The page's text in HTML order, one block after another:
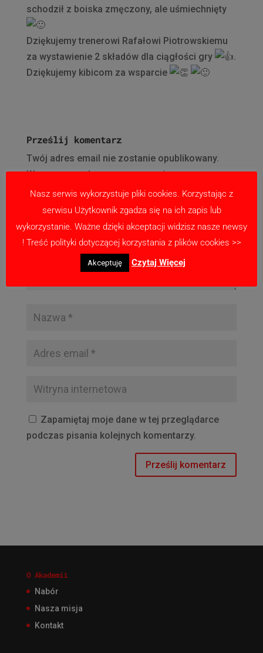
schodził z boiska zmęczony, ale uśmiechnięty
Dziękujemy trenerowi Rafałowi Piotrowskiemu
za wystawienie 2 składów dla ciągłości gry
.
Dziękujemy kibicom za wsparcie
Prześlij komentarz
Twój adres email nie zostanie opublikowany.
Wymagane pola są oznaczone*
Zapamiętaj moje dane w tej przeglądarce
podczas pisania kolejnych komentarzy.
O Akademii
Nabór
Nasza misja
Kontakt
Nasz serwis wykorzystuje pliki cookies. Korzystając z
serwisu Użytkownik zgadza się na ich zapis lub
wykorzystanie. Ważne dzięki akceptacji widzisz nasze newsy
! Treść polityki dotyczącej korzystania z plików cookies >>
Akceptuję Czytaj Więcej